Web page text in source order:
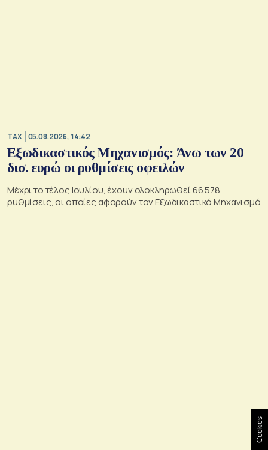
TAX 05.08.2026, 14:42
Εξωδικαστικός Μηχανισμός: Άνω των 20
δισ. ευρώ οι ρυθμίσεις οφειλών
Μέχρι το τέλος Ιουλίου, έχουν ολοκληρωθεί 66.578
ρυθμίσεις, οι οποίες αφορούν τον Εξωδικαστικό Μηχανισμό
Cookies